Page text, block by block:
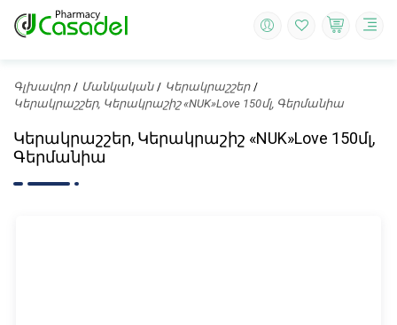
Գլխավոր Մանկական
Կերակրաշշեր
Կերակրաշշեր, Կերակրաշիշ «NUK»Love 150մլ, Գերմանիա
Կերակրաշշեր, Կերակրաշիշ «NUK»Love 150մլ,
Գերմանիա